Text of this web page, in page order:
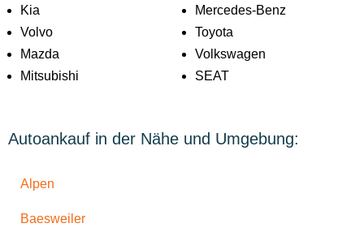
Kia
Volvo
Mazda
Mitsubishi
Mercedes-Benz
Toyota
Volkswagen
SEAT
Autoankauf in der Nähe und Umgebung:
Alpen
Baesweiler